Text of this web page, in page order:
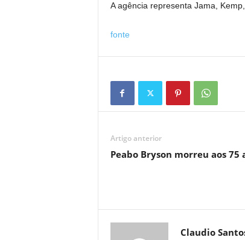
A agência representa Jama,
fonte
Artigo anterior
Peabo Bryson morreu aos 75
Claudio